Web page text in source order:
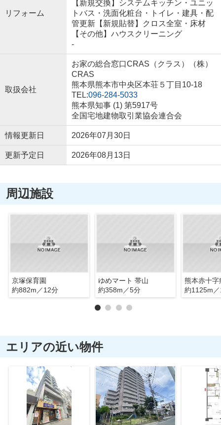
リフォーム
【新規交換】システムキッチン・ユニッ
トバス・洗面化粧台・トイレ・建具・配
管更新【新規貼替】クロス全室・床材
【その他】ハウスクリーニング
-
取扱会社
お家の総合窓口CRAS（クラス）（株）
CRAS
熊本県熊本市中央区本荘５丁目10-18
TEL:096-284-5033
熊本県知事 (1) 第5917号
全国宅地建物取引業協会連合会
情報更新日 2026年07月30日
更新予定日 2026年08月13日
周辺施設
京塚保育園
約882m／12分
ゆめマート 帯山
約358m／5分
熊本赤十字
約1125m
エリアの近い物件